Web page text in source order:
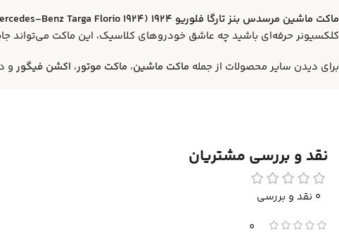
ماکت ماشین مرسدس بنز تارگا فلوریو ۱۹۲۴ (Mercedes-Benz Targa Florio 1924) برند CMC در مقیاس 1:18
کلکسیونر حرفه‌ای باشید چه عاشق خودروهای کلاسیک، این ماکت می‌تواند
برای دیدن سایر محصولات از جمله ماکت ماشین، ماکت موتور، اکشن فیگور و
نقد و بررسی مشتریان
0 نقد و بررسی
0